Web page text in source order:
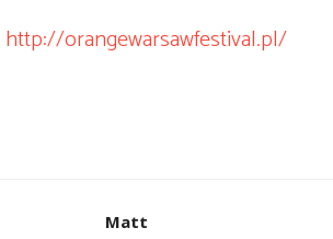
http://orangewarsawfestival.pl/
Matt